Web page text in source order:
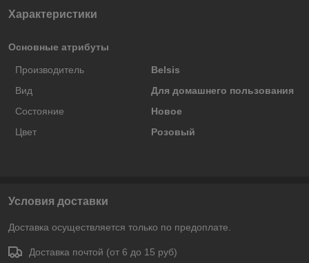
Характеристики
Основные атрибуты
Производитель
Belsis
Вид
Для домашнего пользования
Состояние
Новое
Цвет
Розовый
Условия доставки
Доставка осуществляется только по предоплате.
Доставка почтой (от 6 до 15 руб)